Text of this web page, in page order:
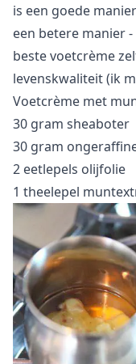
is een goede
een betere manier
beste voetcrème
levenskwaliteit (ik
Voetcrème met
30 gram sheaboter
30 gram
2 eetlepels olijfolie
1 theelepel